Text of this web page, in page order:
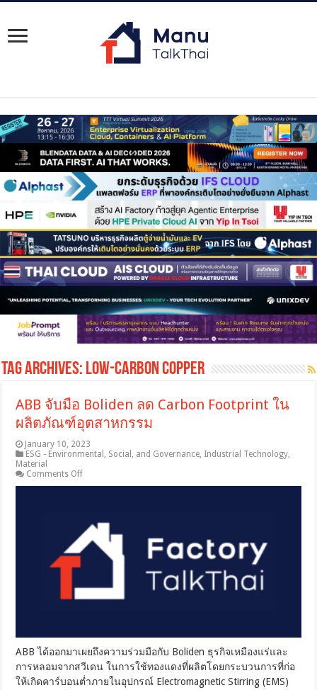
Tag Archives: low-carbon copper
ABB จับมือ Boliden ลด Carbon Footprint ใน
ผลิตภัณฑ์อุตสาหกรรม
January 10, 2023
ESG - Environmental, Social, and Governance Industrial Technology
Material
Comments Offon
ลด
Carbon
Footprint
อุตสาหกรรม
ABB ได้ออกมาเผยถึงความร่วมมือกับ Boliden ธุรกิจเหมืองแร่และ
การหลอมจากสวีเดน ในการใช้ทองแดงที่ผลิตโดยกระบวนการที่ก่อ
ให้เกิดคาร์บอนต่ำภายในอุปกรณ์ Electromagnetic Stirring (EMS)